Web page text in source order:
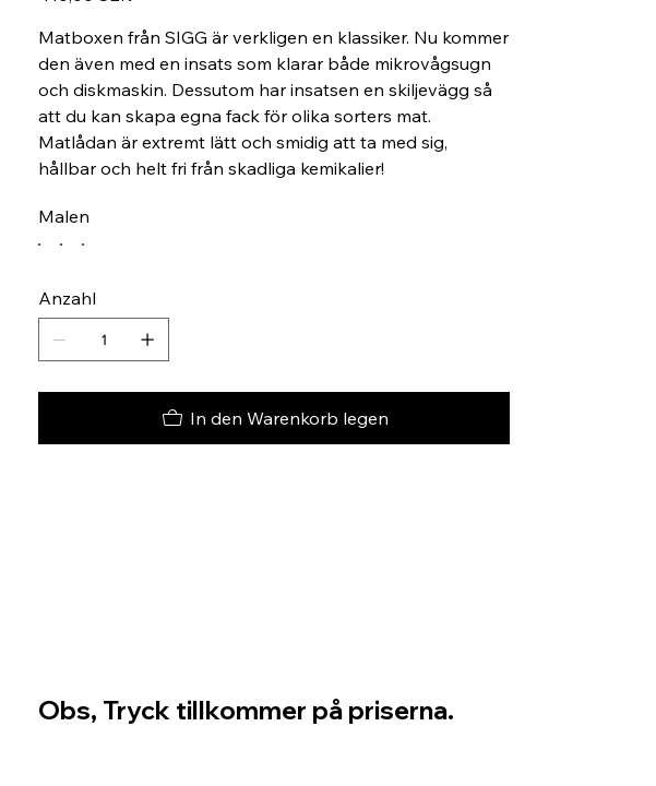
Matboxen från SIGG är verkligen en klassiker. Nu kommer
den även med en insats som klarar både mikrovågsugn
och diskmaskin. Dessutom har insatsen en skiljevägg så
att du kan skapa egna fack för olika sorters mat.
Matlådan är extremt lätt och smidig att ta med sig,
hållbar och helt fri från skadliga kemikalier!
Malen
Anzahl
In den Warenkorb legen
Obs, Tryck tillkommer på priserna.